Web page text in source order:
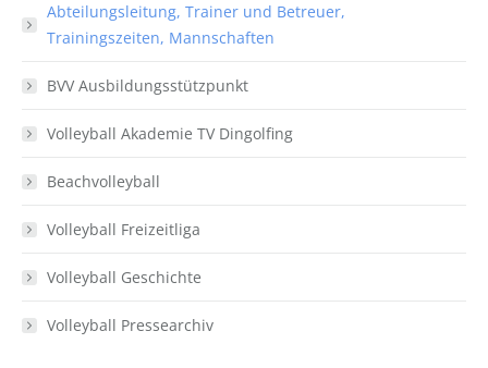
Abteilungsleitung, Trainer und Betreuer,
Trainingszeiten, Mannschaften
BVV Ausbildungsstützpunkt
Volleyball Akademie TV Dingolfing
Beachvolleyball
Volleyball Freizeitliga
Volleyball Geschichte
Volleyball Pressearchiv